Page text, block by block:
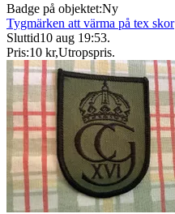
Badge på objektet:Ny
Tygmärken att värma på tex skor
Sluttid10 aug 19:53.
Pris:10 kr,Utropspris.